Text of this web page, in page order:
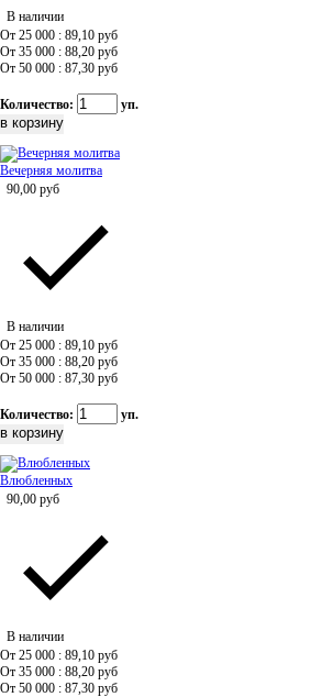
В наличии
От 25 000 : 89,10 руб
От 35 000 : 88,20 руб
От 50 000 : 87,30 руб
Количество: уп.
Вечерняя молитва
90,00 руб
В наличии
От 25 000 : 89,10 руб
От 35 000 : 88,20 руб
От 50 000 : 87,30 руб
Количество: уп.
Влюбленных
90,00 руб
В наличии
От 25 000 : 89,10 руб
От 35 000 : 88,20 руб
От 50 000 : 87,30 руб